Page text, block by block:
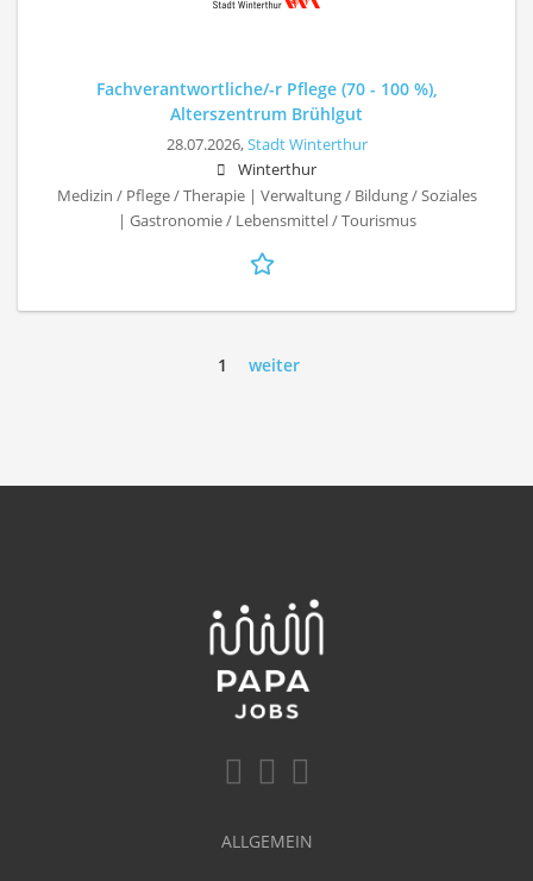
Fachverantwortliche/-r Pflege (70 - 100 %),
Alterszentrum Brühlgut
28.07.2026,Stadt Winterthur
Winterthur
Medizin / Pflege / Therapie | Verwaltung / Bildung / Soziales
| Gastronomie / Lebensmittel / Tourismus
1 weiter
ALLGEMEIN